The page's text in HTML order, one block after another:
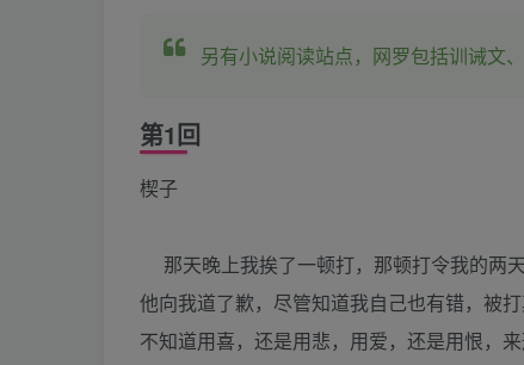
另有小说阅读站点，网罗包括训诫文
第1回
楔子
那天晚上我挨了一顿打，那顿打令我的两
他向我道了歉，尽管知道我自己也有错，被
不知道用喜，还是用悲，用爱，还是用恨，